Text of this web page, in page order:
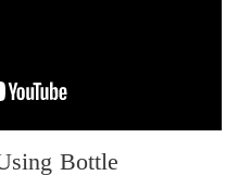
Bottle